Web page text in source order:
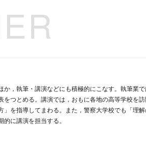
か，執筆・講演などにも積極的にこなす。執筆業
をつとめる。講演では，おもに各地の高等学校を
」を指導してまわる。また，警察大学校でも「理
的に講演を担当する。